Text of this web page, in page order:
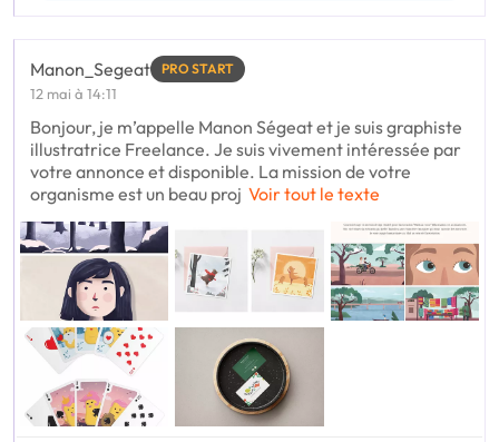
Manon_Segeat PRO START
12 mai à 14:11
Bonjour, je m’appelle Manon Ségeat et je suis graphiste
illustratrice Freelance. Je suis vivement intéressée par
votre annonce et disponible. La mission de votre
organisme est un beau proj Voir tout le texte